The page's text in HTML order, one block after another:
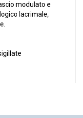
modulato e
lacrimale,